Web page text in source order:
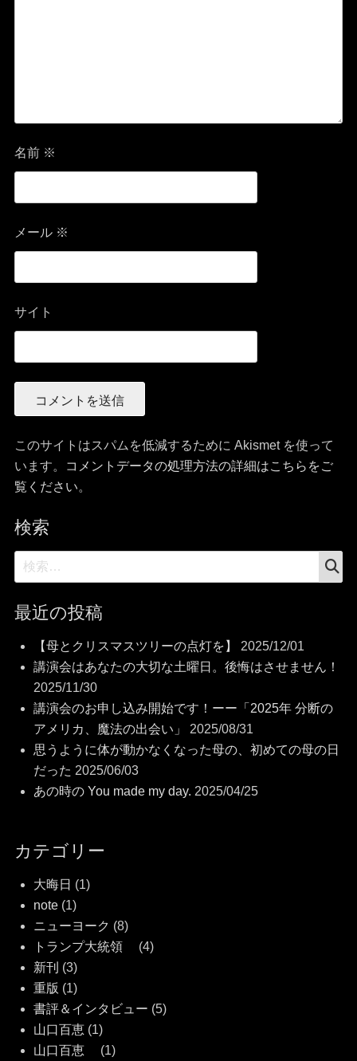
名前 ※
メール ※
サイト
このサイトはスパムを低減するために Akismet を使って
います。
コメントデータの処理方法の詳細はこちらをご
覧ください。
検索
検
索:
最近の投稿
【母とクリスマスツリーの点灯を】
2025/12/01
講演会はあなたの大切な土曜日。後悔はさせません！
2025/11/30
講演会のお申し込み開始です！ーー「2025年 分断の
アメリカ、魔法の出会い」
2025/08/31
思うように体が動かなくなった母の、初めての母の日
だった 2025/06/03
あの時の You made my day. 2025/04/25
カテゴリー
大晦日 (1)
note(1)
ニューヨーク (8)
トランプ大統領
(4)
新刊 (3)
重版 (1)
書評＆インタビュー (5)
山口百恵(1)
山口百恵
(1)